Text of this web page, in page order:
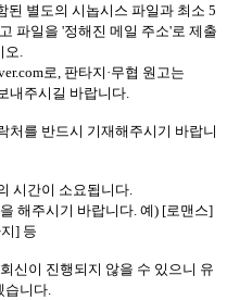
된 별도의 시놉시스 파일과 최소 5
파일을 '정해진 메일 주소'로 제출
오.
로, 판타지·무협 원고는
내주시길 바랍니다.
처를 반드시 기재해주시기 바랍니
시간이 소요됩니다.
해주시기 바랍니다. 예) [로맨스]
] 등
신이 진행되지 않을 수 있으니 유
습니다.